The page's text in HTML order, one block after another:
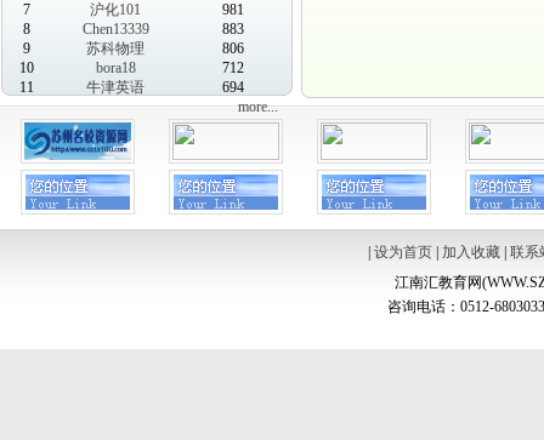
7
沪化101
981
8
Chen13339
883
9
苏科物理
806
10
bora18
712
11
牛津英语
694
more...
设为首页| 加入收藏| 联系
江南汇教育网
咨询电话：0512-